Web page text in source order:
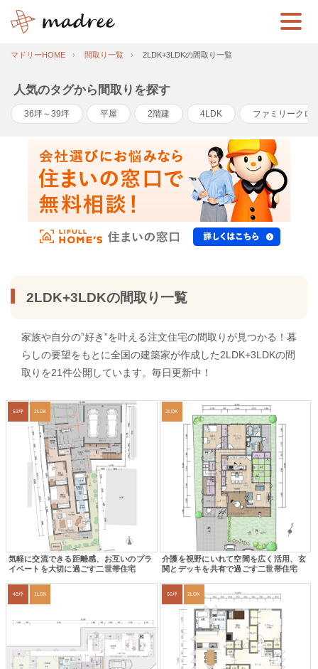
マドリーHOME 間取り一覧 2LDK+3LDKの間取り一覧
人気のタグから間取りを探す
36坪～39坪 平屋 2階建 4LDK ファミリークロ
2LDK+3LDKの間取り一覧
家族や自分の”好き”を叶える注文住宅の間取りが見つかる！暮
らしの要望をもとに全国の建築家が作成した2LDK+3LDKの間
取りを21件公開しています。毎日更新中！
53坪 2LDK
気軽に交流できる距離感、お互いのプラ
イベートを大切に過ごす二世帯住宅
2LDK
介護を視野にいれて空間を広く活用、玄
関とデッキを共有で過ごす二世帯住宅
48坪 1LDK 66坪 2LDK